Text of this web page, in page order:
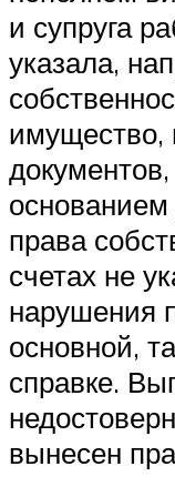
и супруга
указала,
имущество,
права
счетах не
нарушения
основной,
справке.
вынесен